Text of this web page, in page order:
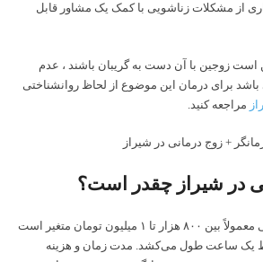
از مشکلات زناشویی با کمک یک مشاور قابل
زوجین با آن دست به گریبان باشند ، عدم
برای درمان این موضوع از لحاظ روانشناختی
مراجعه کنید.
در شیراز چقدر است؟
هزینه هر جلسه زوج‌درمانی معمولاً بین ۸۰۰ هزار تا ۱ میلیون تومان متغیر است
یک ساعت طول می‌کشد. مدت زمان و هزینه